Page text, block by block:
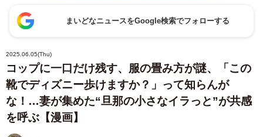
まいどなニュースをGoogle検索でフォローする
2025.06.05(Thu)
コップに一口だけ残す、服の畳み方が謎、「この
靴でディズニー歩けますか？」って知らんが
な！…妻が集めた“旦那の小さなイラっと”が共感
を呼ぶ【漫画】